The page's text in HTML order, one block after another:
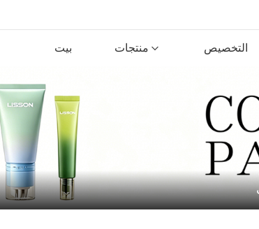
بيت منتجات التخصيص